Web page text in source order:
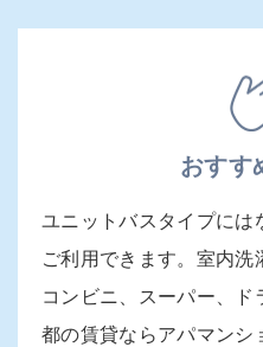
おすす
ユニットバスタイプには
ご利用できます。室内洗
コンビニ、スーパー、
都の賃貸ならアパマンシ